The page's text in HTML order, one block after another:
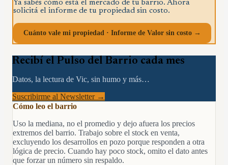
Ya sabés cómo está el mercado de tu barrio. Ahora
solicitá el informe de tu propiedad sin costo.
Cuánto vale mi propiedad · Informe de Valor sin costo →
Recibí el Pulso del Barrio cada mes
Datos, la lectura de Vic, sin humo y más…
Suscribirme al Newsletter →
Cómo leo el barrio
Uso la mediana, no el promedio y dejo afuera los precios
extremos del barrio. Trabajo sobre el stock en venta,
excluyendo los desarrollos en pozo porque responden a otra
lógica de precio. Cuando hay poco stock, omito el dato antes
que forzar un número sin respaldo.